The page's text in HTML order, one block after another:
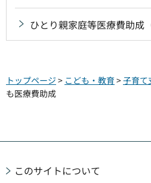
ひとり親家庭等医療費助成
トップページ > こども・教育>子育て
も医療費助成
このサイトについて